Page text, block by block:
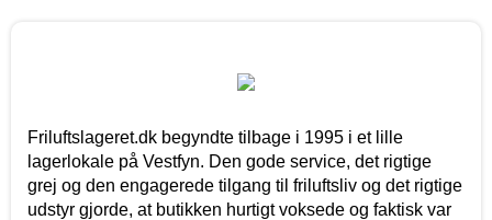
Friluftslageret.dk begyndte tilbage i 1995 i et lille
lagerlokale på Vestfyn. Den gode service, det rigtige
grej og den engagerede tilgang til friluftsliv og det rigtige
udstyr gjorde, at butikken hurtigt voksede og faktisk var